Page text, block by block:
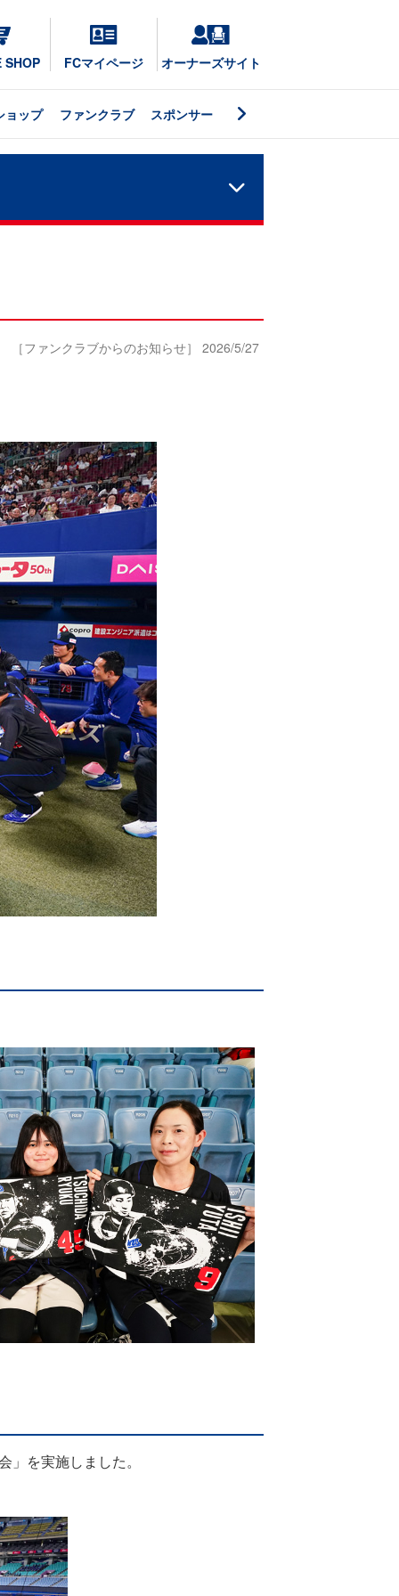
SHOP FCマイページ オーナーズサイト
ョップ ファンクラブ スポンサー
［ファンクラブからのお知らせ］ 2026/5/27
を実施しました。